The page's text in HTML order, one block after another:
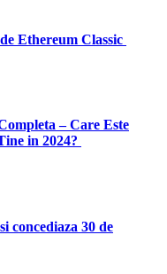
Ethereum Classic
– Care Este
in 2024?
concediaza 30 de